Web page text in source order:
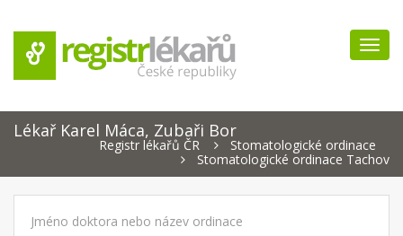
Lékař Karel Máca, Zubaři Bor
Registr lékařů ČR
Stomatologické ordinace
Stomatologické ordinace Tachov